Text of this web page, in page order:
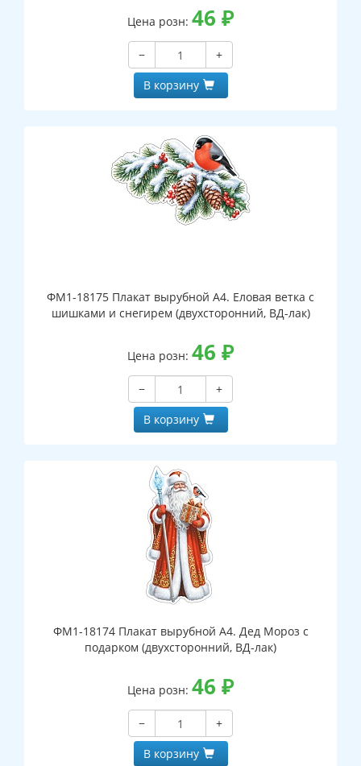
Цена розн: 46 ₽
−
+
В корзину
ФМ1-18175 Плакат вырубной А4. Еловая ветка с
шишками и снегирем (двухсторонний, ВД-лак)
Цена розн: 46 ₽
−
+
В корзину
ФМ1-18174 Плакат вырубной А4. Дед Мороз с
подарком (двухсторонний, ВД-лак)
Цена розн: 46 ₽
−
+
В корзину